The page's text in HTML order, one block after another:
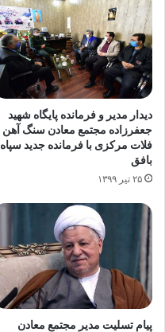
دیدار مدیر و فرمانده پایگاه شهید
جعفرزاده مجتمع معادن سنگ آهن
فلات مرکزی با فرمانده جدید سپاه
بافق
۲۵ تیر ۱۳۹۹
پیام تسلیت مدیر مجتمع معادن